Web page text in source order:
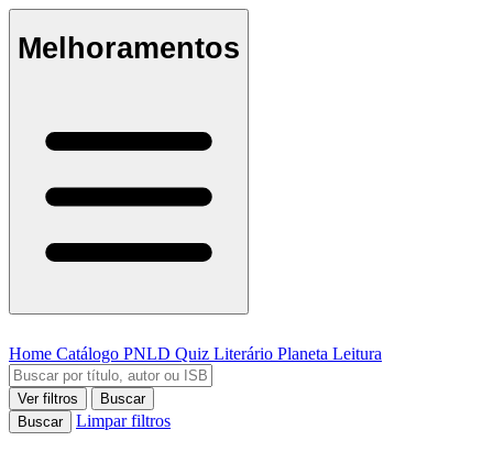
Melhoramentos
Home Catálogo PNLD Quiz Literário Planeta Leitura
Ver filtros
Buscar
Buscar
Limpar filtros